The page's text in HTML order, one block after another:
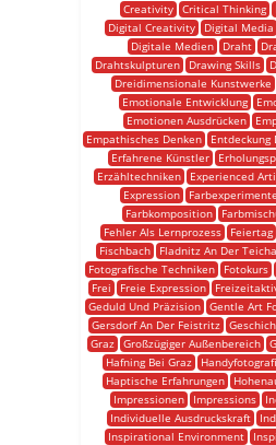
Creativity
Critical Thinking
Digital Creativity
Digital Media
Digitale Medien
Draht
Drahtskulpturen
Drawing Skills
Dreidimensionale Kunstwerke
Emotionale Entwicklung
Emotionen Ausdrücken
Empathisches Denken
Entdeckung
Erfahrene Künstler
Erzähltechniken
Experienced
Expression
Farbexperimente
Farbkomposition
Fehler Als Lernprozess
Feiertag
Fischbach
Fladnitz An Der
Fotografische Techniken
Fotokurs
Frei
Freie Expression
Geduld Und Präzision
Gentle Art
Gersdorf An Der Feistritz
Graz
Großzügiger Außenbereich
Hafning Bei Graz
Haptische Erfahrungen
Impressionen
Impressions
Individuelle Ausdruckskraft
Inspirational Environment